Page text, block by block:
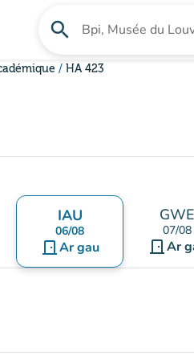
search Chwilio am
HA 423
IAU
06/08
door_front Ar gau
GWE
07/08
door_front Ar